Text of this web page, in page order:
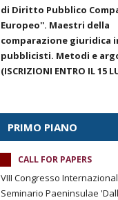
di Diritto Pubblico
Europeo''. Maestri della
comparazione giuridica
pubblicisti. Metodi e
(ISCRIZIONI ENTRO IL 15
PRIMO PIANO
CALL FOR PAPERS
VIII Congresso
Seminario Paeninsulae